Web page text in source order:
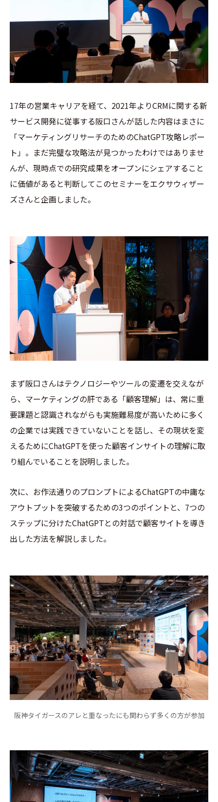
17年の営業キャリアを経て、2021年よりCRMに関する新
サービス開発に従事する阪口さんが話した内容はまさに
「マーケティングリサーチのためのChatGPT攻略レポー
ト」。まだ完璧な攻略法が見つかったわけではありませ
んが、現時点での研究成果をオープンにシェアすること
に価値があると判断してこのセミナーをエクサウィザー
ズさんと企画しました。
まず阪口さんはテクノロジーやツールの変遷を交えなが
ら、マーケティングの肝である「顧客理解」は、常に重
要課題と認識されながらも実施難易度が高いために多く
の企業では実践できていないことを話し、その現状を変
えるためにChatGPTを使った顧客インサイトの理解に取
り組んでいることを説明しました。
次に、お作法通りのプロンプトによるChatGPTの中庸な
アウトプットを突破するための3つのポイントと、7つの
ステップに分けたChatGPTとの対話で顧客サイトを導き
出した方法を解説しました。
阪神タイガースのアレと重なったにも関わらず多くの方が参加